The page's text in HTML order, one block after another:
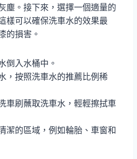
塵。接下來，選擇一個適量的
樣可以確保洗車水的效果最
的損害。
倒入水桶中。
，按照洗車水的推薦比例稀
車刷蘸取洗車水，輕輕擦拭車
潔的區域，例如輪胎、車窗和